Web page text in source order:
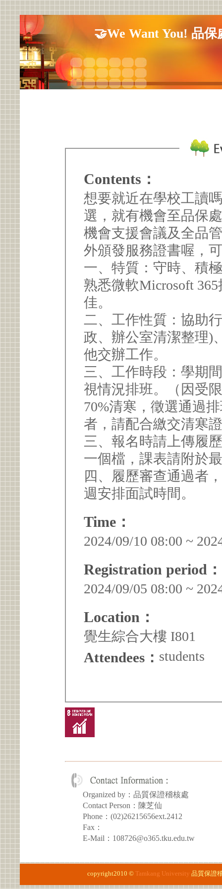
🤝We Want You! 品
Contents：
想要就近在學校工讀
選，就有機會至品保
機會支援會議及全品
外頒發服務證書喔，
一、特質：守時、積
熟悉微軟Microsoft
佳。
二、工作性質：協助
政、辦公室清潔整理)
他交辦工作。
三、工作時段：學期
視情況排班。（因受
70%清寒，徵選通過
者，請配合繳交清寒
三、報名時請上傳履
一個檔，課表請附於
四、履歷審查通過者
週安排面試時間。
Time：
2024/09/10 08:00 ~
Registration period：
2024/09/05 08:00 ~
Location：
覺生綜合大樓 I801
Attendees： students
Organized by：品質保證稽核處
Contact Person：陳芝仙
Phone：(02)26215656ext.2412
Fax：
E-Mail：108726@o365.tku.edu.tw
copyright2010 © Tamkang University 品質保證